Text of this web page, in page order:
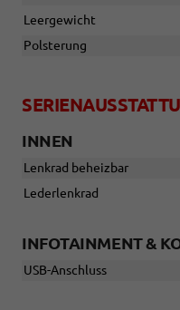
Leergewicht
Polsterung
INNEN
Lenkrad beheizbar
Lederlenkrad
INFOTAINMENT &
USB-Anschluss